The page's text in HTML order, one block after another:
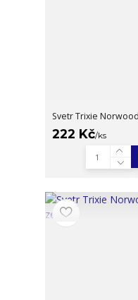
Svetr Trixie
222 Kč/ks